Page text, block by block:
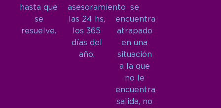
hasta que
se
resuelve.
asesoramiento
las 24 hs,
los 365
días del
año.
se
encuentra
atrapado
en una
situación
a la que
no le
encuentra
salida, no